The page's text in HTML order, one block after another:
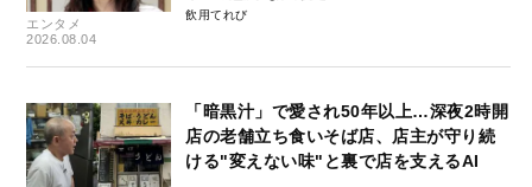
エンタメ
2026.08.04
飲用てれび
「暗黒汁」で愛され50年以上…深夜2時開
店の老舗立ち食いそば店、店主が守り続
ける"変えない味"と裏で店を支えるAI